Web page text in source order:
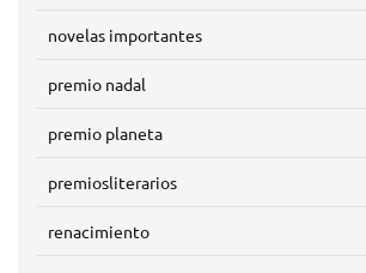
novelas importantes
premio nadal
premio planeta
premiosliterarios
renacimiento